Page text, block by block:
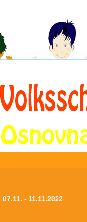
07.11. - 11.11.2022